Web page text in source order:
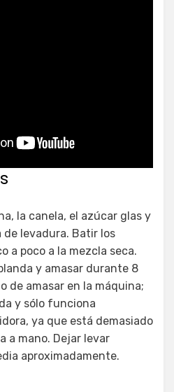
la canela, el azúcar glas y
de levadura. Batir los
a poco a la mezcla seca.
y amasar durante 8
de amasar en la máquina;
y sólo funciona
ya que está demasiado
a mano. Dejar levar
aproximadamente.